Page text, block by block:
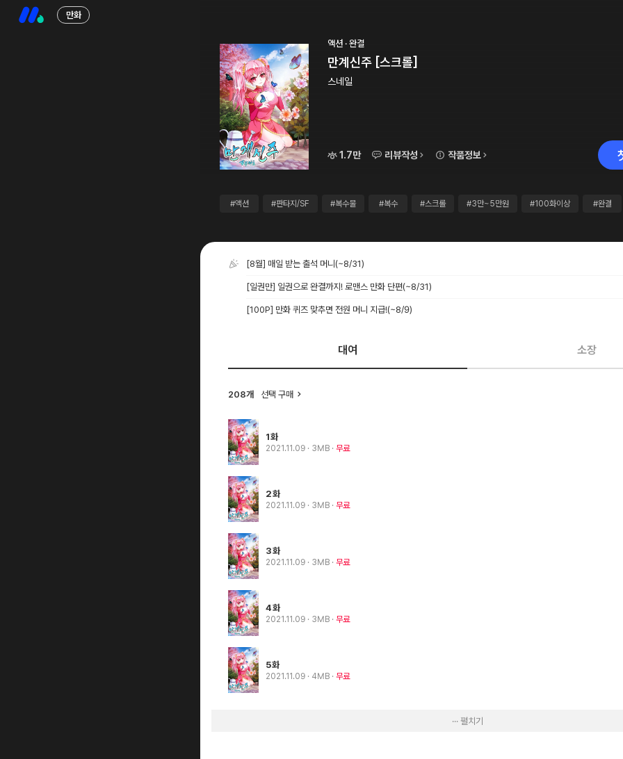
만화
액션 · 완결
만계신주 [스크롤]
스네일
1.7만 리뷰작성 작품정보
#액션 #판타지/SF #복수물 #복수 #스크롤 #3만~5만원 #100화이상 #완결
[8월] 매일 받는 출석 머니 (~8/31)
[일권만] 일권으로 완결까지! 로맨스 만화 단편(~8/31)
[100P] 만화 퀴즈 맞추면 전원 머니 지급!(~8/9)
대여 소장
208개 선택 구매
1화
2021.11.09 · 3MB 무료
2화
2021.11.09 · 3MB 무료
3화
2021.11.09 · 3MB 무료
4화
2021.11.09 · 3MB 무료
5화
2021.11.09 · 4MB 무료
··· 펼치기